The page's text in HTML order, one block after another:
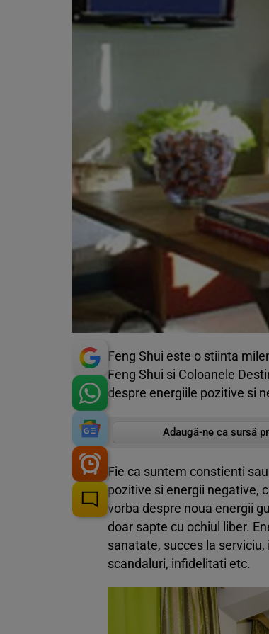
Feng Shui este o stiinta
Feng Shui si Coloanele
despre energiile pozitive si
Adaugă-ne ca sursă
Fie ca suntem constienti
pozitive si energii negative,
vorba despre noua energii
doar sapte cu ochiul liber.
sanatate, succes la
scandaluri, infidelitati etc.